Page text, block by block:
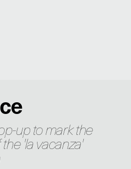
up to mark the
'la vacanza'